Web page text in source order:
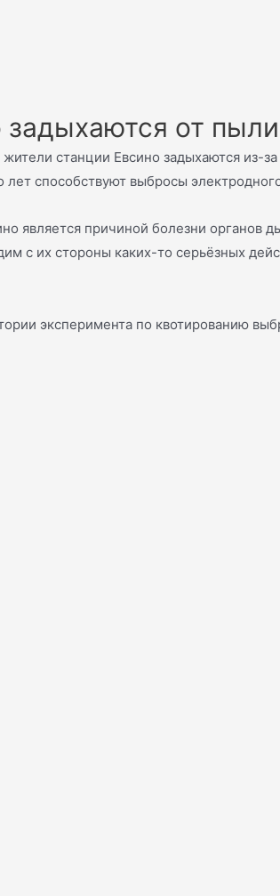
от
станции Евсино задыхаются из-
способствуют выбросы
является причиной болезни
с их стороны каких-то серьёзных
эксперимента по квотированию